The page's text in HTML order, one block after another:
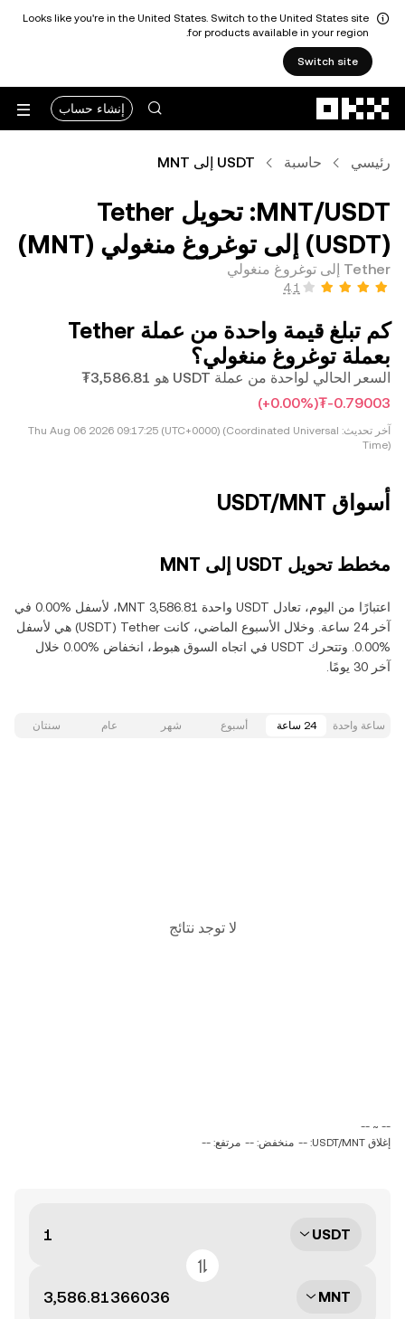
Looks like you're in the United States. Switch to the United States site
for products available in your region.
Switch site
إنشاء حساب
رئيسي حاسبة USDT إلى MNT
‏USDT/‏MNT: تحويل ‏Tether
(‏USDT) إلى ‏توغروغ منغولي (‏MNT)
Tether إلى توغروغ منغولي
كم تبلغ قيمة واحدة من عملة ‏Tether
بعملة ‏توغروغ منغولي؟
السعر الحالي لواحدة من عملة USDT هو ‏‎‏‎3,586.81‏‏₮‏
(‏‎+0.00‎%‎‏)
آخر تحديث: Thu Aug 06 2026 09:17:25 (UTC+0000) (Coordinated Universal
Time)
أسواق USDT/MNT
مخطط تحويل USDT إلى MNT
اعتبارًا من اليوم، تعادل USDT واحدة ‏‎‏‎3,586.81‏‏ MNT‏، لأسفل‏ ‏‎0.00‎%‎‏ في
آخر 24 ساعة. وخلال الأسبوع الماضي، كانت Tether‏ (USDT) هي لأسفل‏
‏‎0.00‎%‎‏. وتتحرك USDT في اتجاه السوق هبوط‏، انخفاض‏ ‏‎0.00‎%‎‏ خلال
آخر 30 يومًا.
ساعة واحدة 24 ساعة أسبوع شهر عام سنتان
لا توجد نتائج
‏-- ~ ‎--‏
إغلاق USDT/MNT: --
منخفض: -- مرتفع: --
USDT
MNT